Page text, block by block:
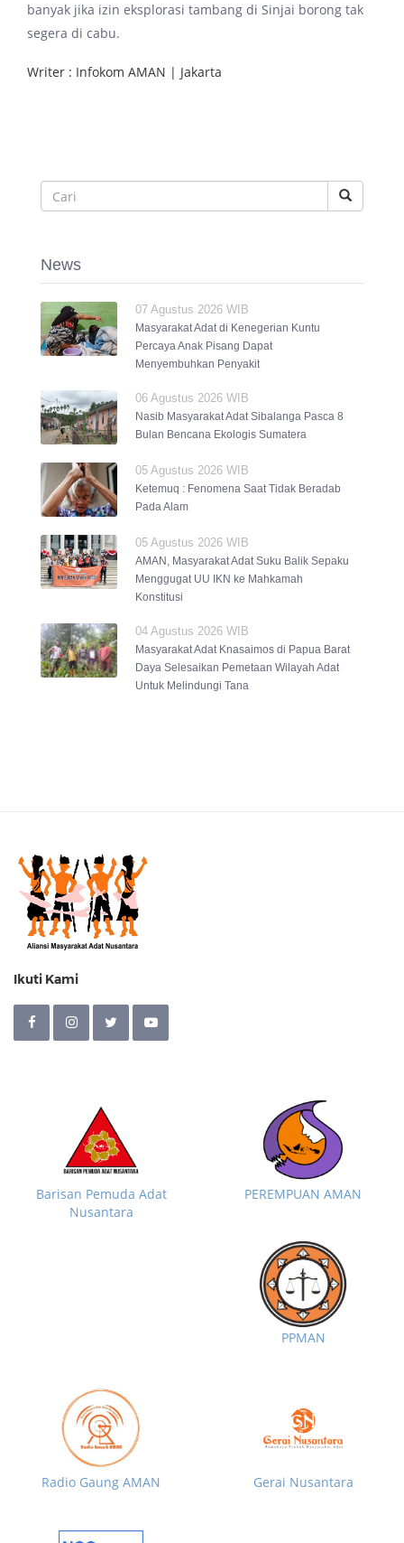
banyak jika izin eksplorasi tambang di Sinjai borong tak
segera di cabu.
Writer : Infokom AMAN | Jakarta
News
07 Agustus 2026 WIB
Masyarakat Adat di Kenegerian Kuntu
Percaya Anak Pisang Dapat
Menyembuhkan Penyakit
06 Agustus 2026 WIB
Nasib Masyarakat Adat Sibalanga Pasca 8
Bulan Bencana Ekologis Sumatera
05 Agustus 2026 WIB
Ketemuq : Fenomena Saat Tidak Beradab
Pada Alam
05 Agustus 2026 WIB
AMAN, Masyarakat Adat Suku Balik Sepaku
Menggugat UU IKN ke Mahkamah
Konstitusi
04 Agustus 2026 WIB
Masyarakat Adat Knasaimos di Papua Barat
Daya Selesaikan Pemetaan Wilayah Adat
Untuk Melindungi Tana
Ikuti Kami
Barisan Pemuda Adat
Nusantara
PEREMPUAN AMAN
PPMAN
Radio Gaung AMAN Gerai Nusantara